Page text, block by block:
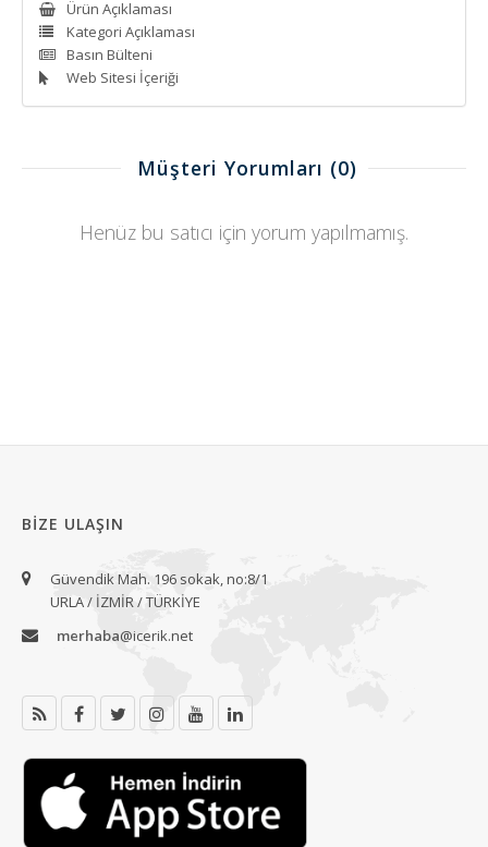
Ürün Açıklaması
Kategori Açıklaması
Basın Bülteni
Web Sitesi İçeriği
Müşteri Yorumları (0)
Henüz bu satıcı için yorum yapılmamış.
BIZE ULAŞIN
Güvendik Mah. 196 sokak, no:8/1
URLA / İZMİR / TÜRKİYE
merhaba@icerik.net